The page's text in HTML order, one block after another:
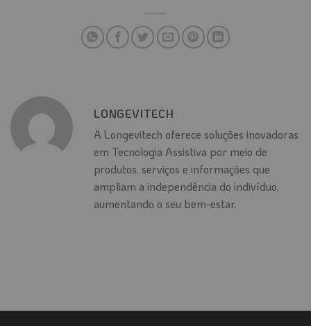
LONGEVITECH
A Longevitech oferece soluções inovadoras
em Tecnologia Assistiva por meio de
produtos, serviços e informações que
ampliam a independência do indivíduo,
aumentando o seu bem-estar.